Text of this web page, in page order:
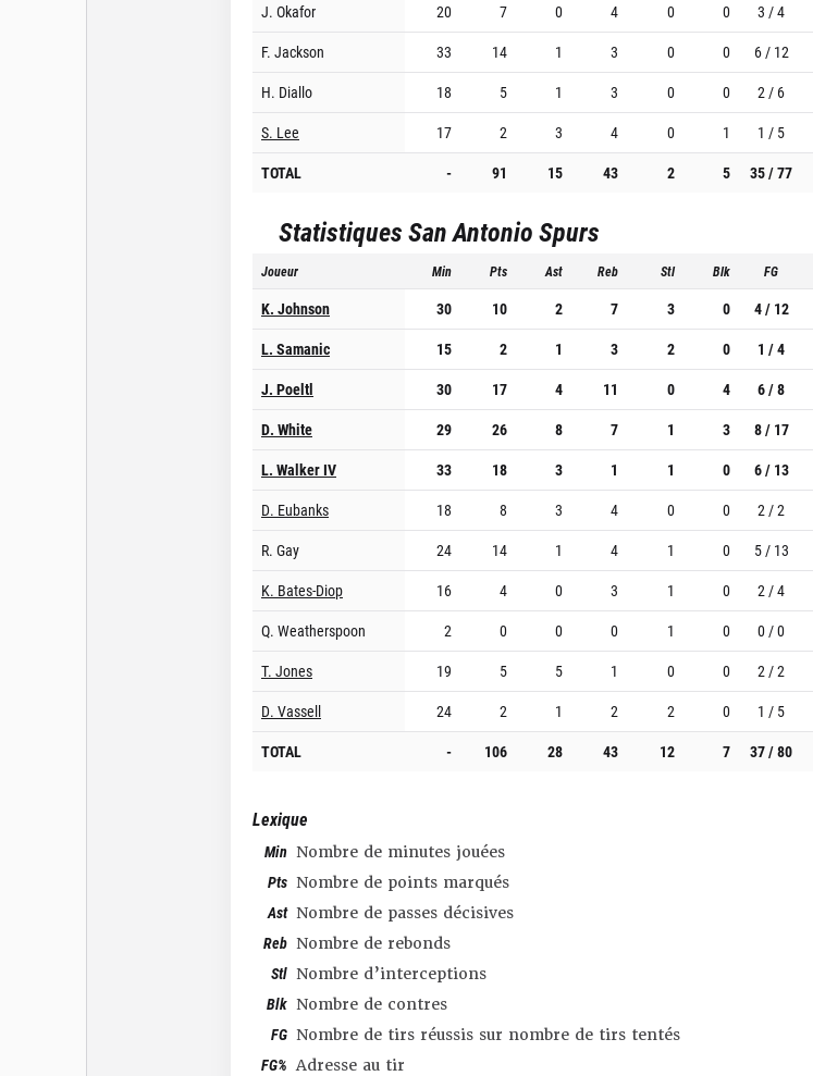
J. Okafor
20 7 0 4 0 0 3 / 4
F. Jackson
33 14 1 3 0 0 6 / 12
H. Diallo
18 5 1 3 0 0 2 / 6
S. Lee
17 2 3 4 0 1 1 / 5
TOTAL
- 91 15 43 2 5 35 / 77
StatistiquesSan Antonio Spurs
Joueur Min Pts Ast Reb Stl Blk FG
K. Johnson 30 10 2 7 3 0 4 / 12
L. Samanic
15 2 1 3 2 0 1 / 4
J. Poeltl
30 17 4 11 0 4 6 / 8
D. White
29 26 8 7 1 3 8 / 17
L. Walker IV
33 18 3 1 1 0 6 / 13
D. Eubanks
18 8 3 4 0 0 2 / 2
R. Gay
24 14 1 4 1 0 5 / 13
K. Bates-Diop
16 4 0 3 1 0 2 / 4
Q. Weatherspoon
2 0 0 0 1 0 0 / 0
T. Jones
19 5 5 1 0 0 2 / 2
D. Vassell
24 2 1 2 2 0 1 / 5
TOTAL
- 106 28 43 12 7 37 / 80
Lexique
Min Nombre de minutes jouées
Pts Nombre de points marqués
Ast Nombre de passes décisives
Reb Nombre de rebonds
Stl Nombre d’interceptions
Blk Nombre de contres
FG Nombre de tirs réussis sur nombre de tirs tentés
FG% Adresse au tir